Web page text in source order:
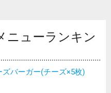
ニューランキン
バーガー(チーズ×5枚)